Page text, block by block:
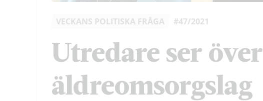
VECKANS POLITISKA FRÅGA #47/2021
Utredare ser över
äldreomsorgslag